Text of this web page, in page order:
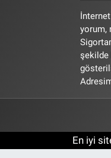
yorum,
şekilde
En iyi